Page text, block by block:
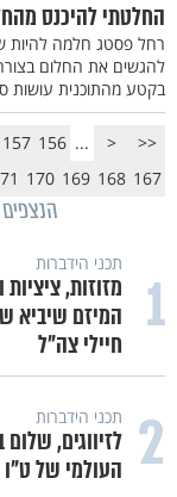
החלטתי להיכנס
רחל פסטג חלמה להיות
להגשים את החלום
בקטע מהתוכנית עושות
<<
<
...
156
157
167
168
169
170
הנצפים
1 תכני הידברות
מזוזות,
המיזם שיביא
חיילי צה"ל
2 תכני הידברות
לזיווגים,
העולמי של